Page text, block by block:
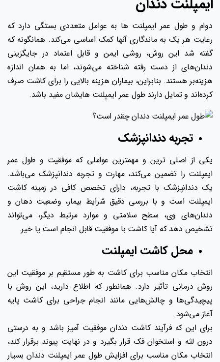
دوام و طول عمر ایمپلنت‌ ها به عوامل متعددی بستگی دارد که
رعایت هر یک به ماندگاری آنها کمک اساسی می‌کند. همانگونه که
گفته شد این روش، روشی ایمن و قابل اعتماد در جایگزینی
دندان‌های از دست رفته شناخته می‌شوند، اما به همان اندازه
هزینه‌بر هستند. بنابراین، بیماران هزینه بالایی را برای کاشت صرف
کرده‌اند و تمایل دارند طول عمر ایمپلنت هایشان مفید باشد.
تجربه دندانپزشک
یکی از اصلی ‌ترین و مهمترین عواملی که موفقیت و طول عمر
ایمپلنت را تضمین می‌کند، مهارت و تجربه دندانپزشک می‌باشد.
یک دندانپزشک با تجربه، دارای تخصص کافی در زمینه کاشت
ایمپلنت است و با بررسی دقیق شرایط بیمار، وضعیت دهان و
دندان‌های وی، سطح سلامتی و موارد مرتبط دیگر، می‌تواند
تشخیص دهد که آیا کاشت با موفقیت قابل انجام است یا خیر.
محل کاشت ایمپلنت
انتخاب مکان مناسب برای کاشت به‌ طور مستقیم بر موفقیت این
روش درمانی تأثیر دارد. همانطور که اطلاع دارید، این روش با
پیچیدگی‌ها و چالش‌هایی مانند انجام جراحی برای کاشت پایه
آغاز می‌شود.
برای این که فرآیند کاشت دندان موفقیت ‌آمیز باشد و به‌ درستی
درون لثه و استخوان فک قرار بگیرد و در نهایت پیوند برقرار کند،
انتخاب مکان مناسب برای افزایش طول عمر ایمپلنت دندان بسیار